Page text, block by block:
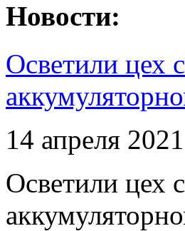
Новости:
Осветили цех
14 апреля 2021
Осветили цех